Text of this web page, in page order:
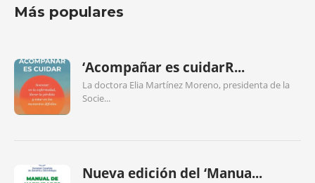
Más populares
‘Acompañar es cuidarR...
La doctora Elia Martínez Moreno, presidenta de la
Socie...
Nueva edición del ‘Manua...